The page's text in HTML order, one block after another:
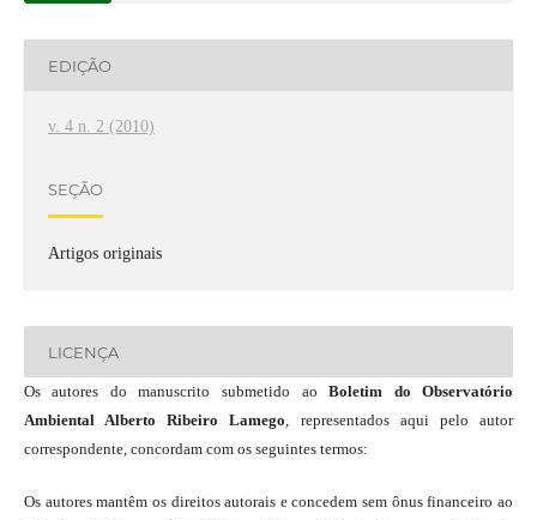
EDIÇÃO
v. 4 n. 2 (2010)
SEÇÃO
Artigos originais
LICENÇA
Os autores do manuscrito submetido aoBoletim do Observatório
Ambiental Alberto Ribeiro Lamego, representados aqui pelo autor
correspondente, concordam com os seguintes termos:
Os autores mantêm os direitos autorais e concedem sem ônus financeiro ao